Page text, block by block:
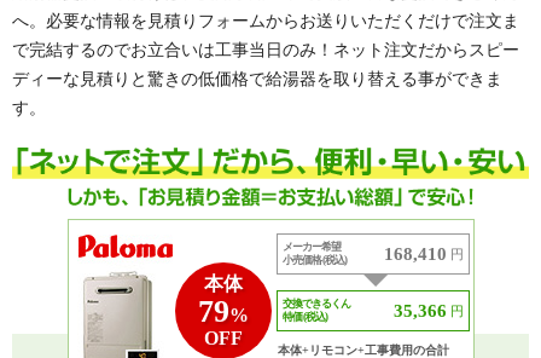
へ。必要な情報を見積りフォームからお送りいただくだけで注文ま
で完結するのでお立合いは工事当日のみ！ネット注文だからスピー
ディーな見積りと驚きの低価格で給湯器を取り替える事ができま
す。
本体
79%
OFF
メーカー希望
小売価格 (税込)
168,410 円
交換できるくん
特価 (税込)
35,366 円
本体+リモコン+工事費用の合計